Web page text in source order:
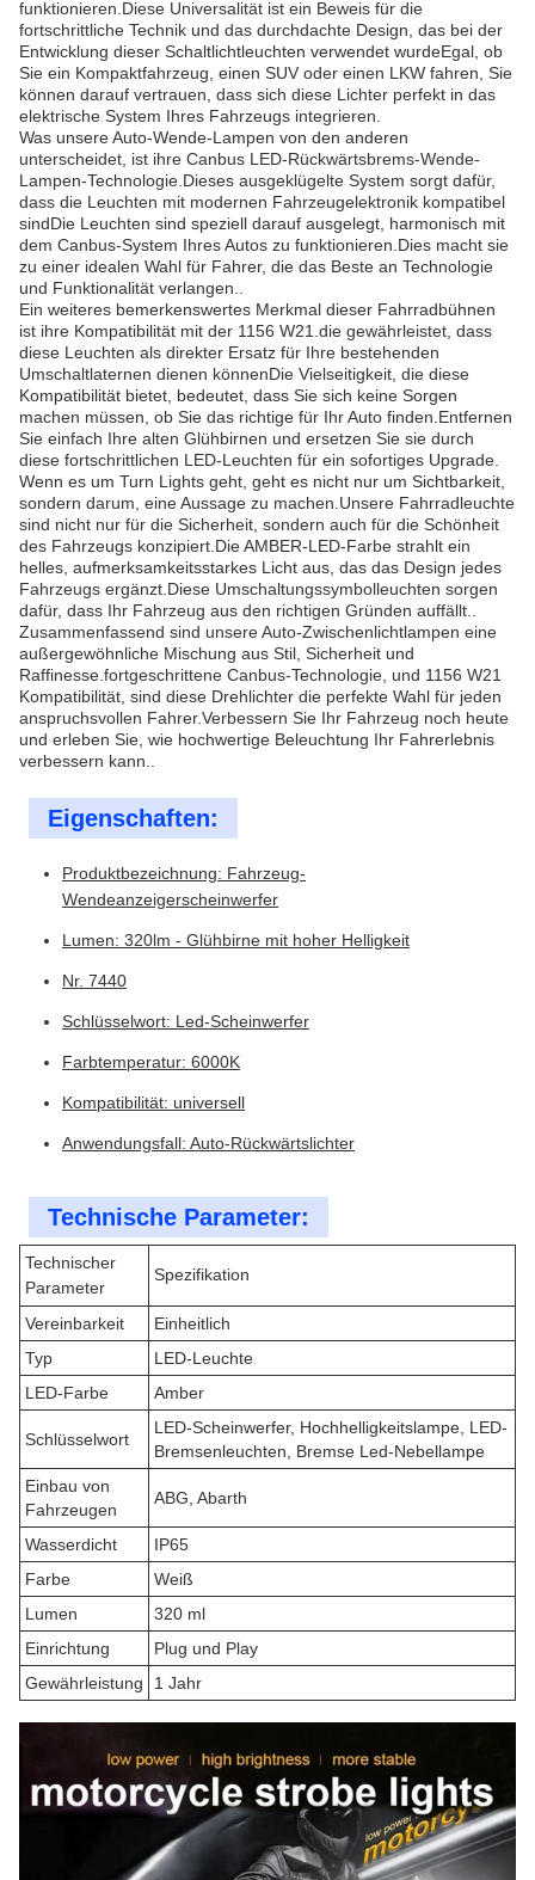
funktionieren.Diese Universalität ist ein Beweis für die
fortschrittliche Technik und das durchdachte Design, das bei der
Entwicklung dieser Schaltlichtleuchten verwendet wurdeEgal, ob
Sie ein Kompaktfahrzeug, einen SUV oder einen LKW fahren, Sie
können darauf vertrauen, dass sich diese Lichter perfekt in das
elektrische System Ihres Fahrzeugs integrieren.
Was unsere Auto-Wende-Lampen von den anderen
unterscheidet, ist ihre Canbus LED-Rückwärtsbrems-Wende-
Lampen-Technologie.Dieses ausgeklügelte System sorgt dafür,
dass die Leuchten mit modernen Fahrzeugelektronik kompatibel
sindDie Leuchten sind speziell darauf ausgelegt, harmonisch mit
dem Canbus-System Ihres Autos zu funktionieren.Dies macht sie
zu einer idealen Wahl für Fahrer, die das Beste an Technologie
und Funktionalität verlangen..
Ein weiteres bemerkenswertes Merkmal dieser Fahrradbühnen
ist ihre Kompatibilität mit der 1156 W21.die gewährleistet, dass
diese Leuchten als direkter Ersatz für Ihre bestehenden
Umschaltlaternen dienen könnenDie Vielseitigkeit, die diese
Kompatibilität bietet, bedeutet, dass Sie sich keine Sorgen
machen müssen, ob Sie das richtige für Ihr Auto finden.Entfernen
Sie einfach Ihre alten Glühbirnen und ersetzen Sie sie durch
diese fortschrittlichen LED-Leuchten für ein sofortiges Upgrade.
Wenn es um Turn Lights geht, geht es nicht nur um Sichtbarkeit,
sondern darum, eine Aussage zu machen.Unsere Fahrradleuchte
sind nicht nur für die Sicherheit, sondern auch für die Schönheit
des Fahrzeugs konzipiert.Die AMBER-LED-Farbe strahlt ein
helles, aufmerksamkeitsstarkes Licht aus, das das Design jedes
Fahrzeugs ergänzt.Diese Umschaltungssymbolleuchten sorgen
dafür, dass Ihr Fahrzeug aus den richtigen Gründen auffällt..
Zusammenfassend sind unsere Auto-Zwischenlichtlampen eine
außergewöhnliche Mischung aus Stil, Sicherheit und
Raffinesse.fortgeschrittene Canbus-Technologie, und 1156 W21
Kompatibilität, sind diese Drehlichter die perfekte Wahl für jeden
anspruchsvollen Fahrer.Verbessern Sie Ihr Fahrzeug noch heute
und erleben Sie, wie hochwertige Beleuchtung Ihr Fahrerlebnis
verbessern kann..
Eigenschaften:
Produktbezeichnung: Fahrzeug-
Wendeanzeigerscheinwerfer
Lumen: 320lm - Glühbirne mit hoher Helligkeit
Nr. 7440
Schlüsselwort: Led-Scheinwerfer
Farbtemperatur: 6000K
Kompatibilität: universell
Anwendungsfall: Auto-Rückwärtslichter
Technische Parameter:
Technischer
Parameter
Spezifikation
Vereinbarkeit
Einheitlich
Typ
LED-Leuchte
LED-Farbe
Amber
Schlüsselwort
LED-Scheinwerfer, Hochhelligkeitslampe, LED-
Bremsenleuchten, Bremse Led-Nebellampe
Einbau von
Fahrzeugen
ABG, Abarth
Wasserdicht
IP65
Farbe
Weiß
Lumen
320 ml
Einrichtung
Plug und Play
Gewährleistung
1 Jahr